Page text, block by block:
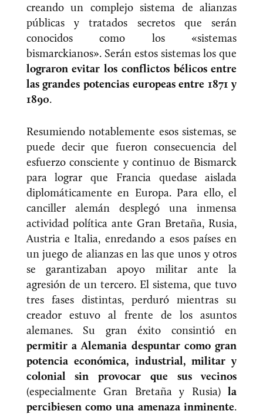
creando un complejo sistema de alianzas
públicas y tratados secretos que serán
conocidos como los «sistemas
bismarckianos». Serán estos sistemas los que
lograron evitar los conflictos bélicos entre
las grandes potencias europeas entre 1871 y
1890.
Resumiendo notablemente esos sistemas, se
puede decir que fueron consecuencia del
esfuerzo consciente y continuo de Bismarck
para lograr que Francia quedase aislada
diplomáticamente en Europa. Para ello, el
canciller alemán desplegó una inmensa
actividad política ante Gran Bretaña, Rusia,
Austria e Italia, enredando a esos países en
un juego de alianzas en las que unos y otros
se garantizaban apoyo militar ante la
agresión de un tercero. El sistema, que tuvo
tres fases distintas, perduró mientras su
creador estuvo al frente de los asuntos
alemanes. Su gran éxito consintió en
permitir a Alemania despuntar como gran
potencia económica, industrial, militar y
colonial sin provocar que sus vecinos
(especialmente Gran Bretaña y Rusia)la
percibiesen como una amenaza inminente.